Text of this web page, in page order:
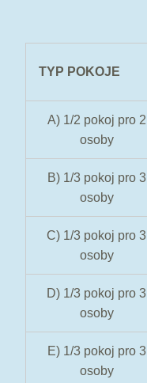
TYP POKOJE
A) 1/2 pokoj pro 2
osoby
B) 1/3 pokoj pro 3
osoby
C) 1/3 pokoj pro 3
osoby
D) 1/3 pokoj pro 3
osoby
E) 1/3 pokoj pro 3
osoby